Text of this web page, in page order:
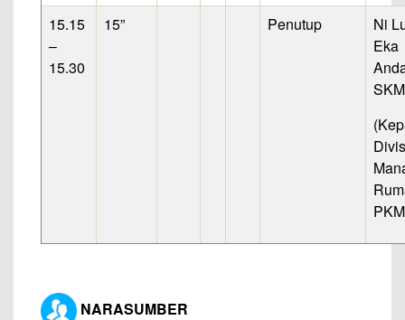
15.15
–
15.30
15” Penutup
Ni
Eka
NARASUMBER